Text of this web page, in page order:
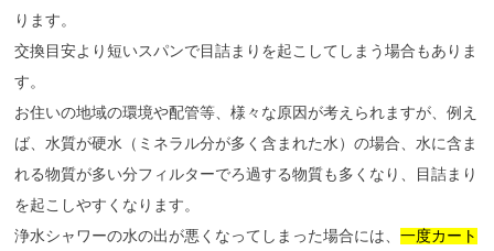
ります。
交換目安より短いスパンで目詰まりを起こしてしまう場合もありま
す。
お住いの地域の環境や配管等、様々な原因が考えられますが、例え
ば、水質が硬水（ミネラル分が多く含まれた水）の場合、水に含ま
れる物質が多い分フィルターでろ過する物質も多くなり、目詰まり
を起こしやすくなります。
浄水シャワーの水の出が悪くなってしまった場合には、一度カート